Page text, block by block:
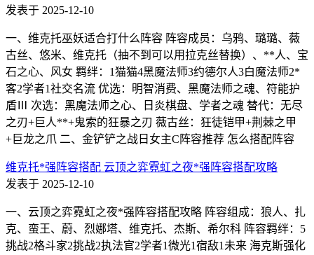
发表于 2025-12-10
一、维克托巫妖适合打什么阵容 阵容成员：乌鸦、璐璐、薇
古丝、悠米、维克托（抽不到可以用拉克丝替换）、**人、宝
石之心、风女 羁绊：1猫猫4黑魔法师3约德尔人3白魔法师2*
客2学者1社交名流 优选：明智消费、黑魔法师之魂、符能护
盾Ⅲ 次选：黑魔法师之心、日炎棋盘、学者之魂 替代：无尽
之刃+巨人**+鬼索的狂暴之刃 薇古丝：狂徒铠甲+荆棘之甲
+巨龙之爪 二、金铲铲之战日女主C阵容推荐 怎么搭配阵容
维克托*强阵容搭配 云顶之弈霓虹之夜*强阵容搭配攻略
发表于 2025-12-10
一、云顶之弈霓虹之夜*强阵容搭配攻略 阵容组成：狼人、扎
克、蛮王、蔚、烈娜塔、维克托、杰斯、希尔科 阵容羁绊：5
挑战2格斗家2挑战2执法官2学者1微光1宿敌1未来 海克斯强化